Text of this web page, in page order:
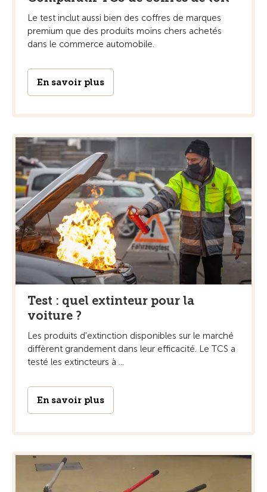
Le test inclut aussi bien des coffres de marques
premium que des produits moins chers achetés
dans le commerce automobile.
En savoir plus
Test : quel extinteur pour la
voiture ?
Les produits d'extinction disponibles sur le marché
diffèrent grandement dans leur efficacité. Le TCS a
testé les extincteurs à ...
En savoir plus